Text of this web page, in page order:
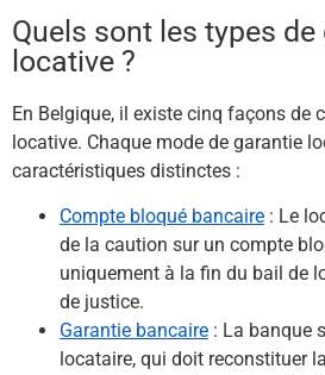
Quels sont les types
locative ?​
En Belgique, il existe cinq façons de
locative. Chaque mode de garantie
caractéristiques distinctes :
Compte bloqué bancaire : Le
de la caution sur un compte
uniquement à la fin du bail de
de justice.
Garantie bancaire : La banque
locataire, qui doit reconstituer